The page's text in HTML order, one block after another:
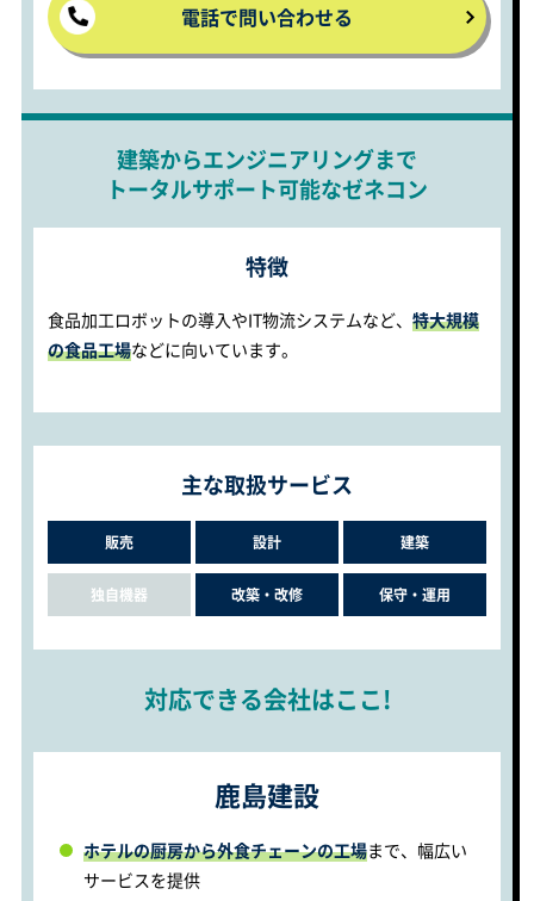
電話で問い合わせる
建築からエンジニアリングまで
トータルサポート可能なゼネコン
特徴
食品加工ロボットの導入やIT物流システムなど、 特大規模
の食品工場などに向いています。
主な取扱サービス
販売 設計 建築
独自機器 改築・改修 保守・運用
対応できる会社はここ!
鹿島建設
ホテルの厨房から外食チェーンの工場まで、幅広い
サービスを提供